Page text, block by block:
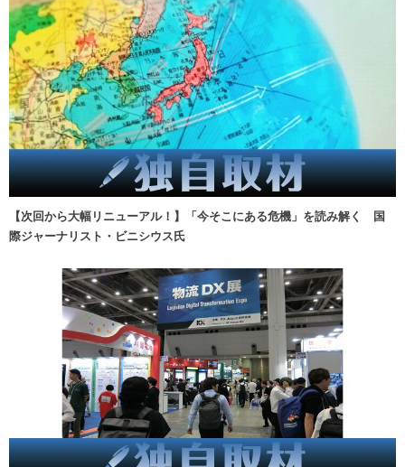
【次回から大幅リニューアル！】「今そこにある危機」を読み解く 国
際ジャーナリスト・ビニシウス氏